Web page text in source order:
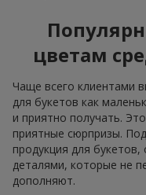
цветам
Чаще всего клиентами
для букетов как
и приятно получать.
приятные сюрпризы.
продукция для
деталями, которые не
дополняют.